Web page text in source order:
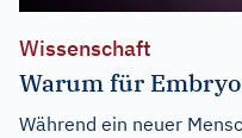
Wissenschaft
Warum für
Während ein neuer